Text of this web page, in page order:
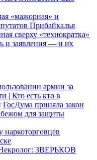
«мажорная» и
Прибайкалья
сверху «технократка»
и заявления — и их
армии за
| Кто есть кто в
ГосДума приняла закон
для защиты
наркоторговцев
ЗВЕРЬКОВ